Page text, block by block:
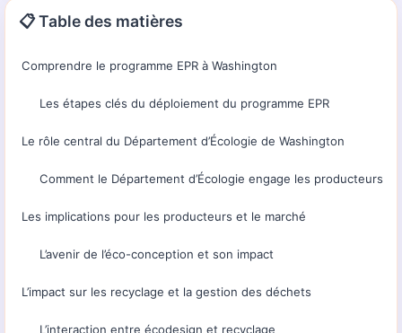
📋 Table des matières
Comprendre le programme EPR à Washington
Les étapes clés du déploiement du programme EPR
Le rôle central du Département d’Écologie de Washington
Comment le Département d’Écologie engage les producteurs
Les implications pour les producteurs et le marché
L’avenir de l’éco-conception et son impact
L’impact sur les recyclage et la gestion des déchets
L’interaction entre écodesign et recyclage